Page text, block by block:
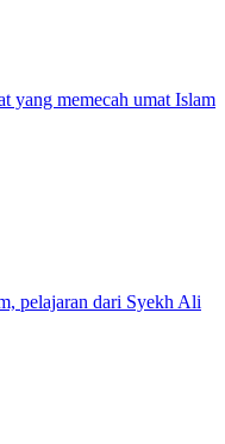
yang memecah umat Islam
pelajaran dari Syekh Ali